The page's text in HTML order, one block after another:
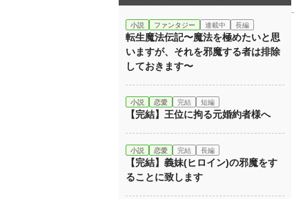
小説 ファンタジー 連載中 長編
転生魔法伝記〜魔法を極めたいと思
いますが、それを邪魔する者は排除
しておきます〜
小説 恋愛 完結 短編
【完結】王位に拘る元婚約者様へ
小説 恋愛 完結 長編
【完結】義妹(ヒロイン)の邪魔をす
ることに致します